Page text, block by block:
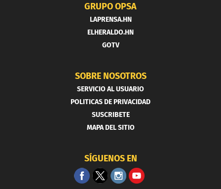
GRUPO OPSA
LAPRENSA.HN
ELHERALDO.HN
GOTV
SOBRE NOSOTROS
SERVICIO AL USUARIO
POLITICAS DE PRIVACIDAD
SUSCRIBETE
MAPA DEL SITIO
SÍGUENOS EN